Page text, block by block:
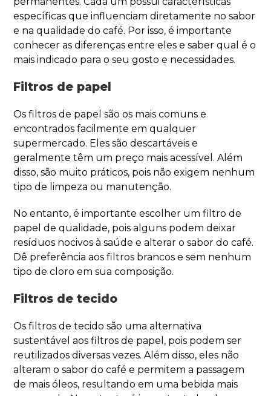
específicas que influenciam diretamente no sabor
e na qualidade do café. Por isso, é importante
conhecer as diferenças entre eles e saber qual é o
mais indicado para o seu gosto e necessidades.
Filtros de papel
Os filtros de papel são os mais comuns e
encontrados facilmente em qualquer
supermercado. Eles são descartáveis e
geralmente têm um preço mais acessível. Além
disso, são muito práticos, pois não exigem nenhum
tipo de limpeza ou manutenção.
No entanto, é importante escolher um filtro de
papel de qualidade, pois alguns podem deixar
resíduos nocivos à saúde e alterar o sabor do café.
Dê preferência aos filtros brancos e sem nenhum
tipo de cloro em sua composição.
Filtros de tecido
Os filtros de tecido são uma alternativa
sustentável aos filtros de papel, pois podem ser
reutilizados diversas vezes. Além disso, eles não
alteram o sabor do café e permitem a passagem
de mais óleos, resultando em uma bebida mais